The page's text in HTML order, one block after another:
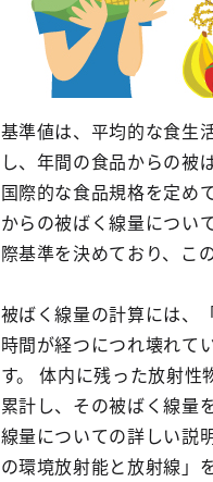
基準値は、平均的な食生
し、年間の食品からの被
国際的な食品規格を定め
からの被ばく線量につい
際基準を決めており、こ
被ばく線量の計算には、
時間が経つにつれ壊れて
す。 体内に残った放射
累計し、その被ばく線量
線量についての詳しい説
の環境放射能と放射線」